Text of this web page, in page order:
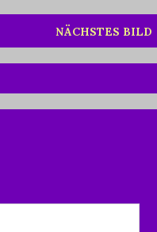
NÄCHSTES BILD